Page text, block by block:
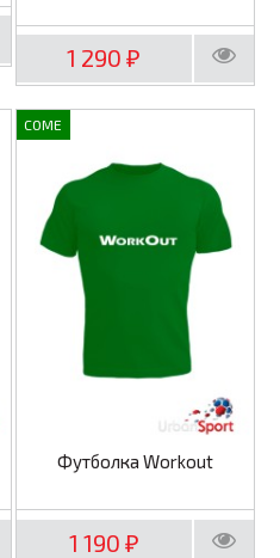
1 290₽
COME
Футболка Workout
1 190 ₽